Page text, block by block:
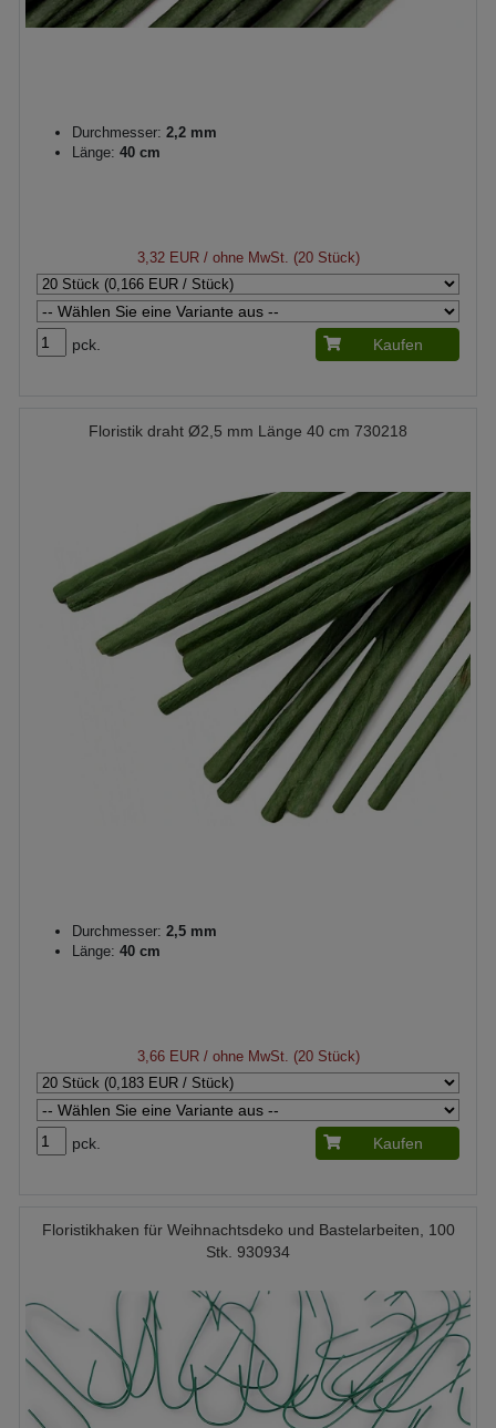
Durchmesser: 2,2 mm
Länge: 40 cm
3,32 EUR/ ohne MwSt. (20 Stück)
pck. Kaufen
Floristik draht Ø2,5 mm Länge 40 cm 730218
Durchmesser: 2,5 mm
Länge: 40 cm
3,66 EUR/ ohne MwSt. (20 Stück)
pck. Kaufen
Floristikhaken für Weihnachtsdeko und Bastelarbeiten, 100
Stk. 930934